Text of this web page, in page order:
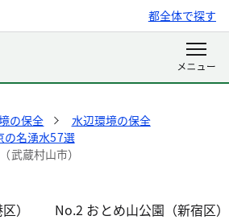
都全体で探す
の保全
水辺環境の保全
の名湧水57選
武蔵村山市）
） No.2 おとめ山公園（新宿区）